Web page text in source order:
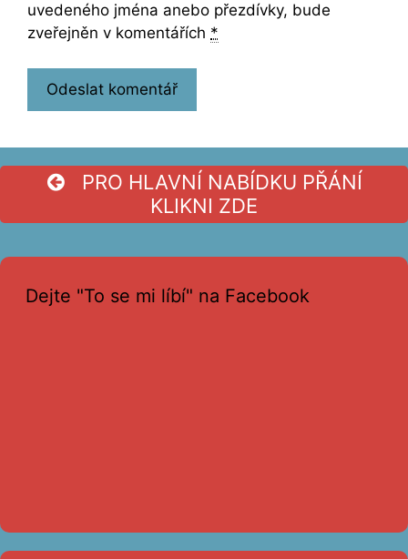
uvedeného jména anebo přezdívky, bude
zveřejněn v komentářích *
PRO HLAVNÍ NABÍDKU PŘÁNÍ
KLIKNI ZDE
Dejte "To se mi líbí" na Facebook